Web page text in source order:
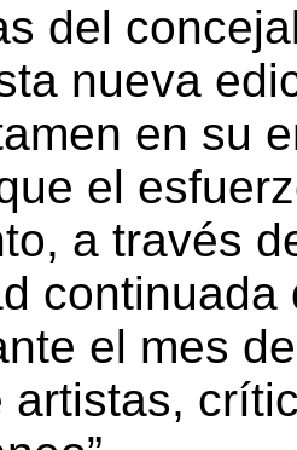
del
nueva
en su
el
a través
el mes
artistas,